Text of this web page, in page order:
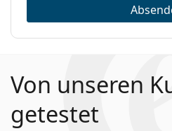
Von unseren
getestet